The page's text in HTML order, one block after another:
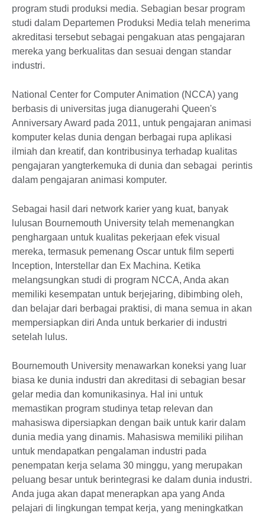
program studi produksi media. Sebagian besar program
studi dalam Departemen Produksi Media telah menerima
akreditasi tersebut sebagai pengakuan atas pengajaran
mereka yang berkualitas dan sesuai dengan standar
industri.
National Center for Computer Animation (NCCA) yang
berbasis di universitas juga dianugerahi Queen's
Anniversary Award pada 2011, untuk pengajaran animasi
komputer kelas dunia dengan berbagai rupa aplikasi
ilmiah dan kreatif, dan kontribusinya terhadap kualitas
pengajaran yangterkemuka di dunia dan sebagai perintis
dalam pengajaran animasi komputer.
Sebagai hasil dari network karier yang kuat, banyak
lulusan Bournemouth University telah memenangkan
penghargaan untuk kualitas pekerjaan efek visual
mereka, termasuk pemenang Oscar untuk film seperti
Inception, Interstellar dan Ex Machina. Ketika
melangsungkan studi di program NCCA, Anda akan
memiliki kesempatan untuk berjejaring, dibimbing oleh,
dan belajar dari berbagai praktisi, di mana semua in akan
mempersiapkan diri Anda untuk berkarier di industri
setelah lulus.
Bournemouth University menawarkan koneksi yang luar
biasa ke dunia industri dan akreditasi di sebagian besar
gelar media dan komunikasinya. Hal ini untuk
memastikan program studinya tetap relevan dan
mahasiswa dipersiapkan dengan baik untuk karir dalam
dunia media yang dinamis. Mahasiswa memiliki pilihan
untuk mendapatkan pengalaman industri pada
penempatan kerja selama 30 minggu, yang merupakan
peluang besar untuk berintegrasi ke dalam dunia industri.
Anda juga akan dapat menerapkan apa yang Anda
pelajari di lingkungan tempat kerja, yang meningkatkan